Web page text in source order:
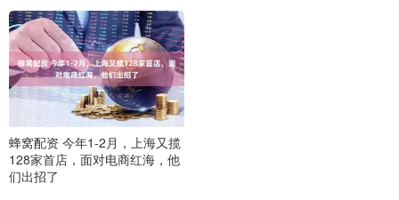
蜂窝配资 今年1-2月，上海又揽
128家首店，面对电商红海，他
们出招了